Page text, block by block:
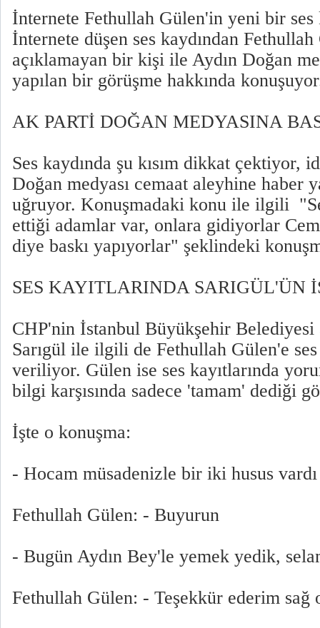
İnternete Fethullah Gülen'in yeni bir ses
İnternete düşen ses kaydından
açıklamayan bir kişi ile Aydın Doğan
yapılan bir görüşme hakkında
AK PARTİ DOĞAN MEDYASINA
Ses kaydında şu kısım dikkat çektiyor,
Doğan medyası cemaat aleyhine haber
uğruyor. Konuşmadaki konu ile ilgili
ettiği adamlar var, onlara gidiyorlar
diye baskı yapıyorlar" şeklindeki
SES KAYITLARINDA SARIGÜL'ÜN
CHP'nin İstanbul Büyükşehir Belediyesi
Sarıgül ile ilgili de Fethullah Gülen'e
veriliyor. Gülen ise ses kayıtlarında
bilgi karşısında sadece 'tamam' dediği
İşte o konuşma:
- Hocam müsadenizle bir iki husus
Fethullah Gülen: - Buyurun
- Bugün Aydın Bey'le yemek yedik,
Fethullah Gülen: - Teşekkür ederim sağ